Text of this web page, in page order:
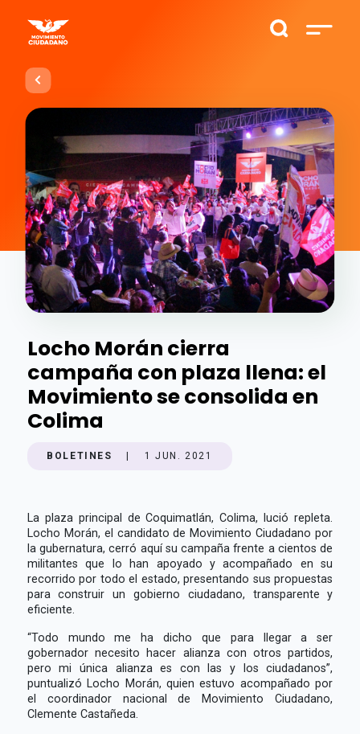
Locho Morán cierra
campaña con plaza llena: el
Movimiento se consolida en
Colima
BOLETINES 1 JUN. 2021
La plaza principal de Coquimatlán, Colima, lució repleta.
Locho Morán, el candidato de Movimiento Ciudadano por
la gubernatura, cerró aquí su campaña frente a cientos de
militantes que lo han apoyado y acompañado en su
recorrido por todo el estado, presentando sus propuestas
para construir un gobierno ciudadano, transparente y
eficiente.
“Todo mundo me ha dicho que para llegar a ser
gobernador necesito hacer alianza con otros partidos,
pero mi única alianza es con las y los ciudadanos”,
puntualizó Locho Morán, quien estuvo acompañado por
el coordinador nacional de Movimiento Ciudadano,
Clemente Castañeda.